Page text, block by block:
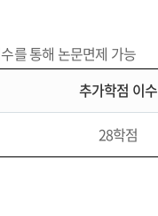
를 통해 논문면제 가능
추가학점 이수
28학점